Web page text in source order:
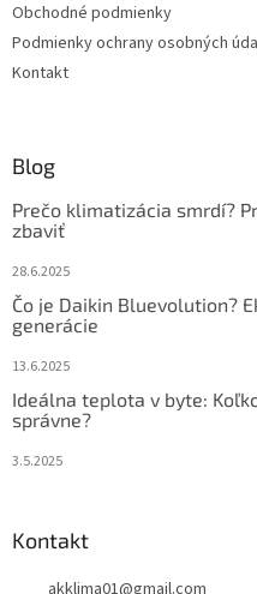
Obchodné podmienky
Podmienky ochrany osobných
Kontakt
Blog
Prečo klimatizácia smrdí?
zbaviť
28.6.2025
Čo je Daikin Bluevolution?
generácie
13.6.2025
Ideálna teplota v byte:
správne?
3.5.2025
Kontakt